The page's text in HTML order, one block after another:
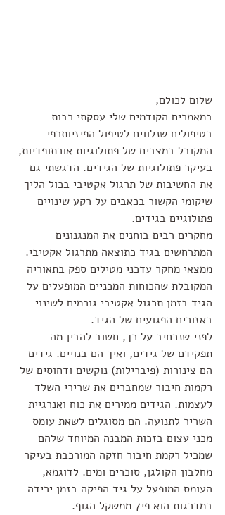
שלום לכולם,
במאמרים הקודמים שלי עסקתי רבות
בטיפולים שנלווים לטיפול הפיזיותרפי
המקובל במצבים של פתולוגיות אורתופדיות,
בעיקר פתולוגיות של הגידים. הדגשתי גם
את החשיבות של תרגול אקטיבי בכול הליך
שיקומי הקשור בכאבים על רקע שינויים
פתולוגיים בגידים.
מחקרים רבים בוחנים את המנגנונים
המתרחשים בגיד כתוצאה מתרגול אקטיבי.
ממצאי מחקר עדכני מטילים ספק בתאוריה
המקובלת שהכוחות המכניים המופעלים על
הגיד בזמן תרגול אקטיבי גורמים לשינוי
באזורים הפגועים של הגיד.
לפני שנרחיב על כך, חשוב להבין מה
תפקידם של גידים, ואיך הם בנויים. גידים
הם צינורות (פיברילות) נוקשים ודחוסים של
רקמות חיבור שמחברים את שרירי השלד
לעצמות. הגידים ממירים את כוח ואנרגיית
השריר לתנועה. הם מסוגלים לשאת עומס
מכני עצום בזכות המבנה המיוחד שלהם
שמכיל רקמת חיבור חזקה המורכבת בעיקר
מחלבון הקולגן, סוכרים ומים. לדוגמא,
העומס המופעל על גיד הפיקה בזמן ירידה
במדרגות הוא פי7 ממשקל הגוף.